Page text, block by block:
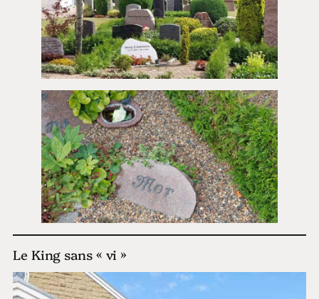
Le King sans « vi »